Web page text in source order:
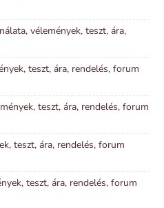
vélemények, teszt, ára,
teszt, ára, rendelés, forum
teszt, ára, rendelés, forum
teszt, ára, rendelés, forum
teszt, ára, rendelés, forum